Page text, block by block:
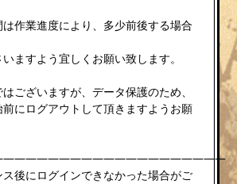
は作業進度により、多少前後する場合
ますよう宜しくお願い致します。
ございますが、データ保護のため、
前にログアウトして頂きますようお願
後にログインできなかった場合がご